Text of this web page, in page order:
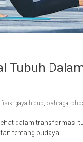
Tubuh
fisik gaya hidup olahraga
dalam transformasi
tentang budaya